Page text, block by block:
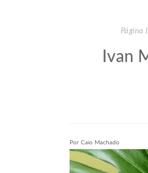
Página
Ivan
Por Caio Machado